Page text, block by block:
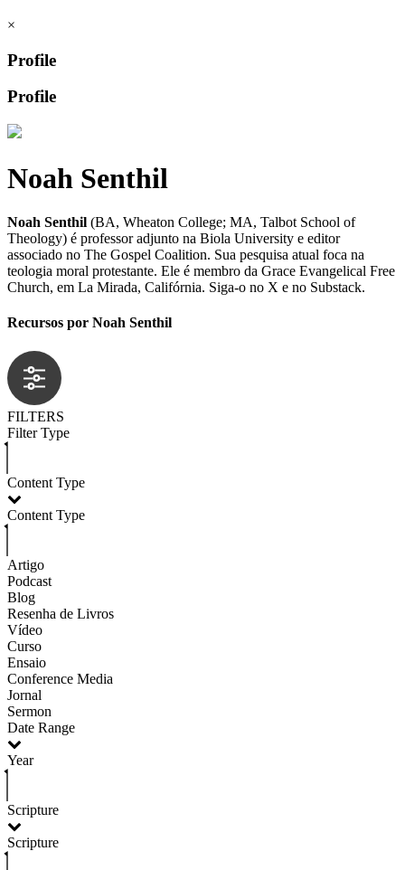
×
Profile
Profile
Noah Senthil
Noah Senthil (BA, Wheaton College; MA, Talbot School of
Theology) é professor adjunto na Biola University e editor
associado no The Gospel Coalition. Sua pesquisa atual foca na
teologia moral protestante. Ele é membro da Grace Evangelical Free
Church, em La Mirada, Califórnia. Siga-o no X e no Substack.
Recursos por Noah Senthil
FILTERS
Filter Type
Content Type
Content Type
Artigo
Podcast
Blog
Resenha de Livros
Vídeo
Curso
Ensaio
Conference Media
Jornal
Sermon
Date Range
Year
Scripture
Scripture